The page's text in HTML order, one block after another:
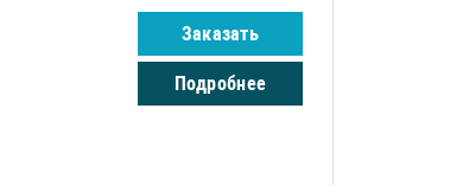
Заказать
Подробнее